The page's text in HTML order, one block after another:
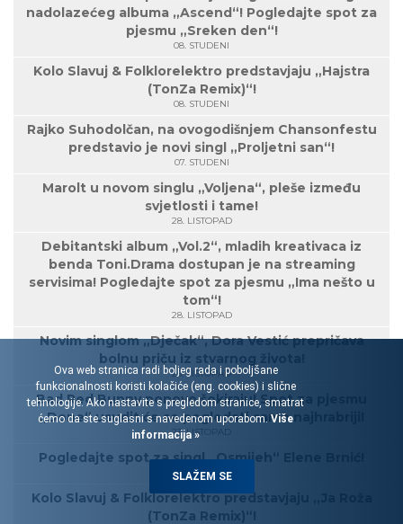
nadolazećeg albuma „Ascend“! Pogledajte spot za
pjesmu „Sreken den“!
08. STUDENI
Kolo Slavuj & Folklorelektro predstavjaju „Hajstra
(TonZa Remix)“!
08. STUDENI
Rajko Suhodolčan, na ovogodišnjem Chansonfestu
predstavio je novi singl „Proljetni san“!
07. STUDENI
Marolt u novom singlu „Voljena“, pleše između
svjetlosti i tame!
28. LISTOPAD
Debitantski album „Vol.2“, mladih kreativaca iz
benda Toni.Drama dostupan je na streaming
servisima! Pogledajte spot za pjesmu „Ima nešto u
tom“!
28. LISTOPAD
Novim singlom „Dječak“, Dora Vestić prepričava
bolnu priču iz stvarnog života!
25. LISTOPAD
Bad Red Bunny ponovo šokiraju! Spot za pjesmu
„Done“ usudit će se pogledati samo najhrabriji!
23. LISTOPAD
Pogledajte spot za singl „Osmijeh“ Elene Brnić!
21. LISTOPAD
Kolo Slavuj & Folklorelektro predstavjaju „Ja Roža
(TonZa Remix)“!
Ova web stranica radi boljeg rada i poboljšane
funkcionalnosti koristi kolačiće (eng. cookies) i slične
tehnologije. Ako nastavite s pregledom stranice, smatrat
ćemo da ste suglasni s navedenom uporabom.Više
informacija »
SLAŽEM SE